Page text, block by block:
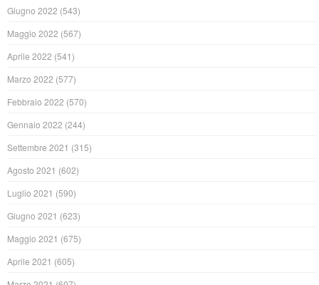
Giugno 2022 (543)
Maggio 2022 (567)
Aprile 2022 (541)
Marzo 2022 (577)
Febbraio 2022 (570)
Gennaio 2022 (244)
Settembre 2021 (315)
Agosto 2021 (602)
Luglio 2021 (590)
Giugno 2021 (623)
Maggio 2021 (675)
Aprile 2021 (605)